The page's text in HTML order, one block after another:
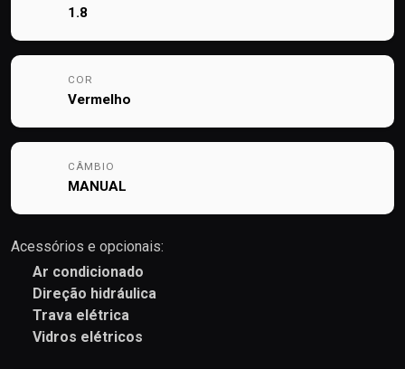
1.8
COR
Vermelho
CÂMBIO
MANUAL
Acessórios e opcionais:
Ar condicionado
Direção hidráulica
Trava elétrica
Vidros elétricos